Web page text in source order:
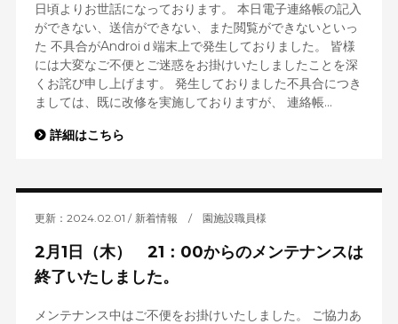
日頃よりお世話になっております。 本日電子連絡帳の記入
ができない、送信ができない、また閲覧ができないといっ
た 不具合がAndroiｄ端末上で発生しておりました。 皆様
には大変なご不便とご迷惑をお掛けいたしましたことを深
くお詫び申し上げます。 発生しておりました不具合につき
ましては、既に改修を実施しておりますが、 連絡帳...
詳細はこちら
更新：2024.02.01 新着情報 / 園施設職員様
2月1日（木） 21：00からのメンテナンスは
終了いたしました。
メンテナンス中はご不便をお掛けいたしました。 ご協力あ